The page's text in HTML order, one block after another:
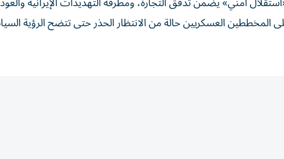
العسكريين حالة من الانتظار الحذر حتى تتضح الرؤية